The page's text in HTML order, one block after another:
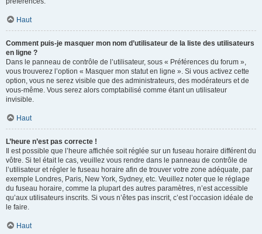
Haut
Comment puis-je masquer mon nom d’utilisateur de la liste des utilisateurs
en ligne ?
Dans le panneau de contrôle de l’utilisateur, sous « Préférences du forum »,
vous trouverez l’option « Masquer mon statut en ligne ». Si vous activez cette
option, vous ne serez visible que des administrateurs, des modérateurs et de
vous-même. Vous serez alors comptabilisé comme étant un utilisateur
invisible.
Haut
L’heure n’est pas correcte !
Il est possible que l’heure affichée soit réglée sur un fuseau horaire différent du
vôtre. Si tel était le cas, veuillez vous rendre dans le panneau de contrôle de
l’utilisateur et régler le fuseau horaire afin de trouver votre zone adéquate, par
exemple Londres, Paris, New York, Sydney, etc. Veuillez noter que le réglage
du fuseau horaire, comme la plupart des autres paramètres, n’est accessible
qu’aux utilisateurs inscrits. Si vous n’êtes pas inscrit, c’est l’occasion idéale de
le faire.
Haut